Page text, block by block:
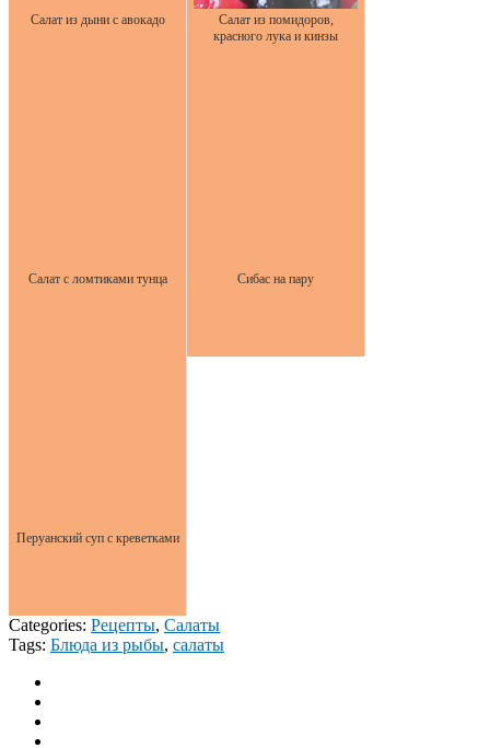
Салат из дыни с авокадо
Салат из помидоров,
красного лука и кинзы
Салат с ломтиками тунца Сибас на пару
Перуанский суп с креветками
Categories: Рецепты, Салаты
Tags: Блюда из рыбы, салаты